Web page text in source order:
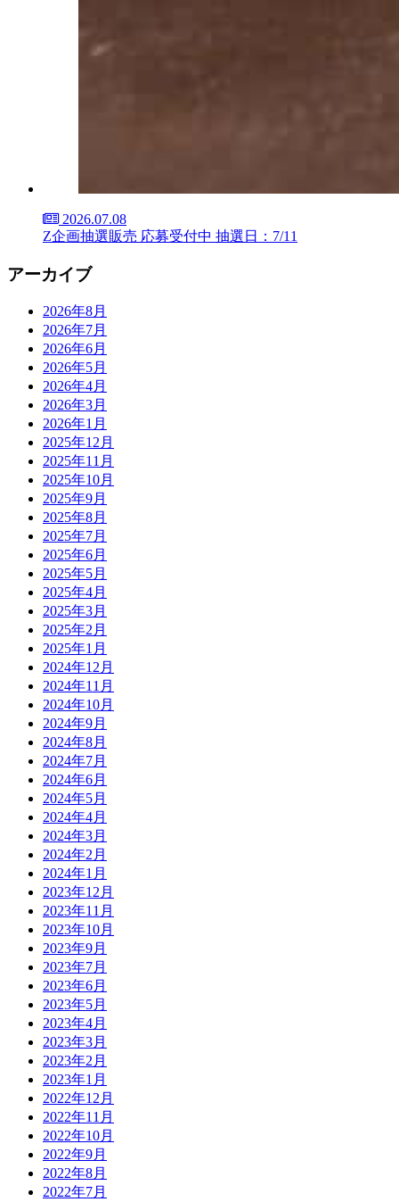
2026.07.08
Z企画抽選販売 応募受付中 抽選日：7/11
アーカイブ
2026年8月
2026年7月
2026年6月
2026年5月
2026年4月
2026年3月
2026年1月
2025年12月
2025年11月
2025年10月
2025年9月
2025年8月
2025年7月
2025年6月
2025年5月
2025年4月
2025年3月
2025年2月
2025年1月
2024年12月
2024年11月
2024年10月
2024年9月
2024年8月
2024年7月
2024年6月
2024年5月
2024年4月
2024年3月
2024年2月
2024年1月
2023年12月
2023年11月
2023年10月
2023年9月
2023年7月
2023年6月
2023年5月
2023年4月
2023年3月
2023年2月
2023年1月
2022年12月
2022年11月
2022年10月
2022年9月
2022年8月
2022年7月